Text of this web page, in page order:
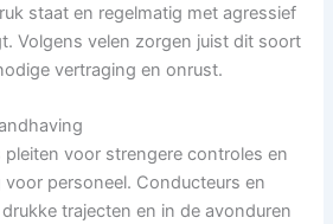
staat en regelmatig met agressief
Volgens velen zorgen juist dit soort
vertraging en onrust.
pleiten voor strengere controles en
personeel. Conducteurs en
trajecten en in de avonduren